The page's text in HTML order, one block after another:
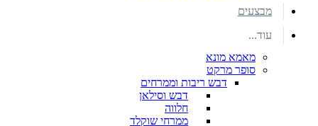
מבצעים
עוד...
מאמא מונא
סופר מרקט
דבש ריבות וממרחים
דבש וסילאן
חלווה
ממרחי שוקלד